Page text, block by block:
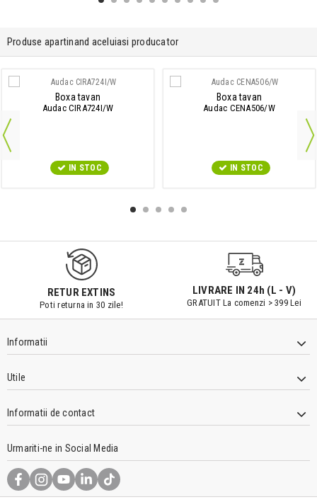
Produse apartinand aceluiasi producator
Boxa tavan
Audac CIRA724I/W
IN STOC
Boxa tavan
Audac CENA506/W
IN STOC
RETUR EXTINS
Poti returna in 30 zile!
LIVRARE IN 24h (L - V)
GRATUIT La comenzi > 399 Lei
Informatii
Utile
Informatii de contact
Urmariti-ne in Social Media